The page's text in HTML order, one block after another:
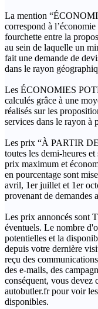
La mention
correspond à
fourchette entre la
au sein de laquelle un
fait une demande de
dans le rayon
Les ÉCONOMIES
calculés grâce à une
réalisés sur les
services dans le rayon à
Les prix “À PARTIR
toutes les demi-heures
prix maximum et
en pourcentage sont
avril, 1er juillet et 1er
provenant de demandes
Les prix annoncés sont
éventuels. Le nombre
potentielles et la
depuis votre dernière
reçu des
des e-mails, des
conséquent, vous devez
autobutler.fr pour voir
disponibles.